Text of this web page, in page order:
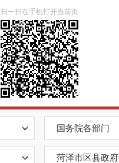
扫一扫在手机打开当前页
国务院各部门
菏泽市区县政府